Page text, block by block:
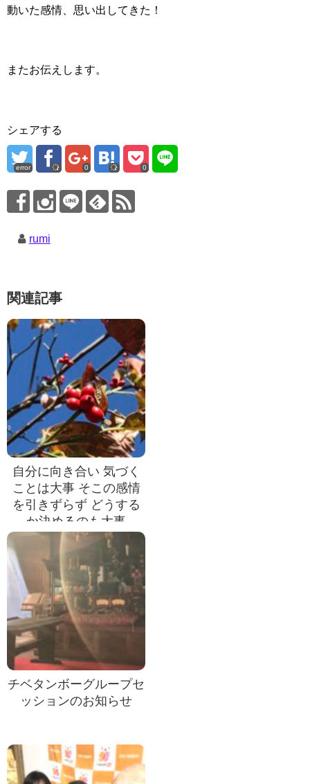
動いた感情、思い出してきた！
またお伝えします。
シェアする
error 0 0
rumi
関連記事
自分に向き合い 気づく
ことは大事 そこの感情
を引きずらず どうする
か決めるのも大事
チベタンボーグループセ
ッションのお知らせ